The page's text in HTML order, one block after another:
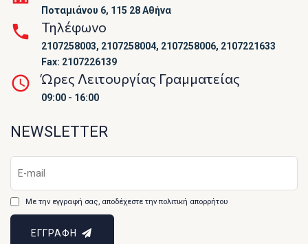
Ποταμιάνου 6, 115 28 Αθήνα
Τηλέφωνο
2107258003, 2107258004, 2107258006, 2107221633
Fax: 2107226139
Ώρες Λειτουργίας Γραμματείας
09:00 - 16:00
NEWSLETTER
Με την εγγραφή σας, αποδέχεστε την πολιτική απορρήτου
ΕΓΓΡΑΦΗ